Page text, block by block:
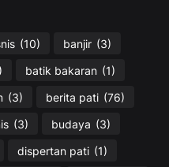
(10) banjir (3)
batik bakaran (1)
(3) berita pati (76)
(3) budaya (3)
dispertan pati (1)